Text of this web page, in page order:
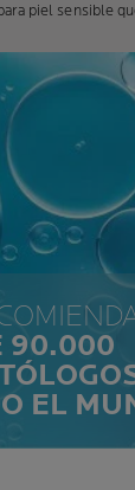
piel sensible
90.000
EL